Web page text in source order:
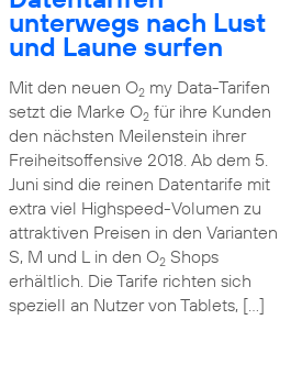
unterwegs nach Lust
und Laune surfen
Mit den neuen O2my Data-Tarifen
setzt die Marke O2für ihre Kunden
den nächsten Meilenstein ihrer
Freiheitsoffensive 2018. Ab dem 5.
Juni sind die reinen Datentarife mit
extra viel Highspeed-Volumen zu
attraktiven Preisen in den Varianten
S, M und L in den O2Shops
erhältlich. Die Tarife richten sich
speziell an Nutzer von Tablets, […]